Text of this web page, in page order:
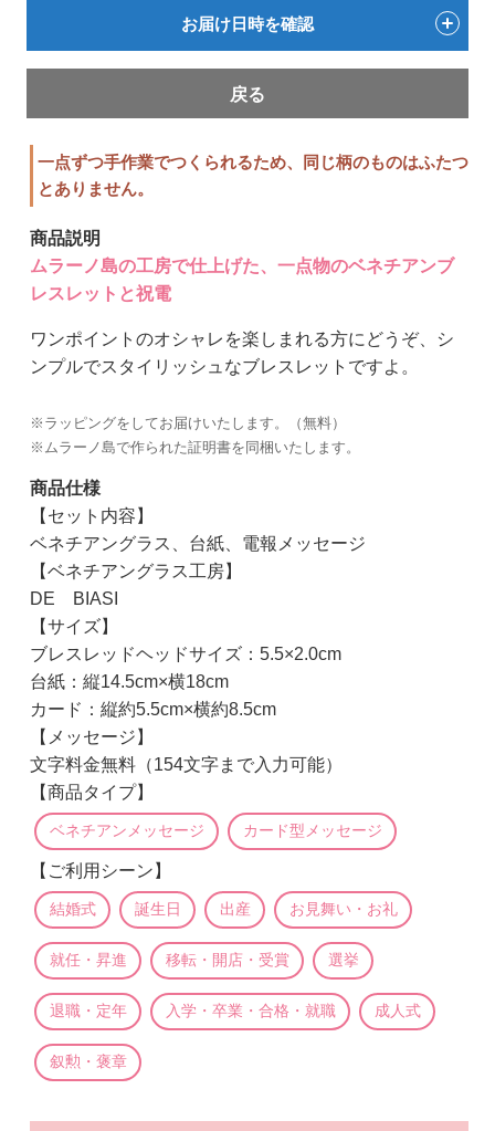
一点ずつ手作業でつくられるため、同じ柄のものはふたつ
とありません。
商品説明
ムラーノ島の工房で仕上げた、一点物のベネチアンブ
レスレットと祝電
ワンポイントのオシャレを楽しまれる方にどうぞ、シ
ンプルでスタイリッシュなブレスレットですよ。
※ラッピングをしてお届けいたします。（無料）
※ムラーノ島で作られた証明書を同梱いたします。
商品仕様
【セット内容】
ベネチアングラス、台紙、電報メッセージ
【ベネチアングラス工房】
DE BIASI
【サイズ】
ブレスレッドヘッドサイズ：5.5×2.0cm
台紙：縦14.5cm×横18cm
カード：縦約5.5cm×横約8.5cm
【メッセージ】
文字料金無料（154文字まで入力可能）
【商品タイプ】
ベネチアンメッセージ カード型メッセージ
【ご利用シーン】
結婚式 誕生日 出産 お見舞い・お礼
就任・昇進 移転・開店・受賞 選挙
退職・定年 入学・卒業・合格・就職 成人式
叙勲・褒章
お届け日時を確認
戻る